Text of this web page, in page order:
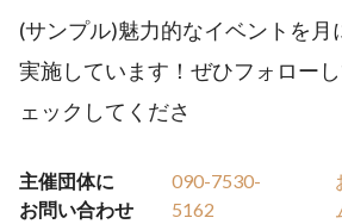
(サンプル)魅力的なイベントを月
実施しています！ぜひフォロー
ェックしてくださ
主催団体に
お問い合わせ
090-7530-
5162